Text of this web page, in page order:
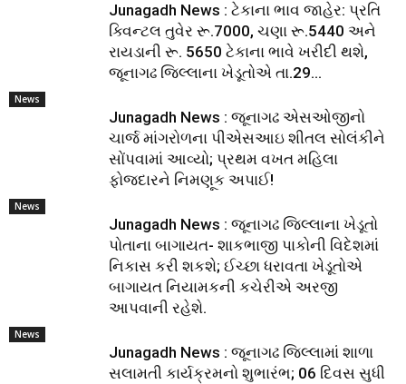
Junagadh News : ટેકાના ભાવ જાહેર: પ્રતિ
ક્વિન્ટલ તુવેર રૂ.7000, ચણા રૂ.5440 અને
રાયડાની રૂ. 5650 ટેકાના ભાવે ખરીદી થશે,
જૂનાગઢ જિલ્લાના ખેડૂતોએ તા.29...
News
Junagadh News : જૂનાગઢ એસઓજીનો
ચાર્જ માંગરોળના પીએસઆઇ શીતલ સોલંકીને
સોંપવામાં આવ્યો; પ્રથમ વખત મહિલા
ફોજદારને નિમણૂક અપાઈ!
News
Junagadh News : જૂનાગઢ જિલ્લાના ખેડૂતો
પોતાના બાગાયત- શાકભાજી પાકોની વિદેશમાં
નિકાસ કરી શકશે; ઈચ્છા ધરાવતા ખેડૂતોએ
બાગાયત નિયામકની કચેરીએ અરજી
આપવાની રહેશે.
News
Junagadh News : જૂનાગઢ જિલ્લામાં શાળા
સલામતી કાર્યક્રમનો શુભારંભ; 06 દિવસ સુધી